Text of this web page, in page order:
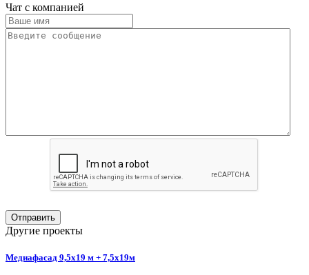
Чат с компанией
Отправить
Другие проекты
Медиафасад 9,5х19 м + 7,5х19м